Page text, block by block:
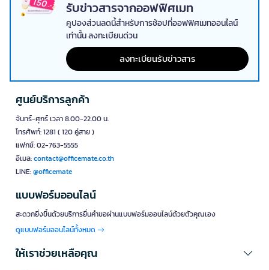
อนามัย เข็มฉีดยา เหมาะกับโรงพยาบาล คลินิก หรือห้องปฏิบัติการ
4. ถุงขยะชนิดหนาพิเศษ
เหมาะสำหรับภาคอุตสาหกรรม โกดัง หรือสถานที่ที่ต้องจัดการของเสีย
ขนาดใหญ่หรือมีคม เช่น เศษวัสดุก่อสร้าง เศษไม้ หรือวัสดุที่ต้องรองรับน้ำ
แนวทางการเลือกถุงขยะสำหรับงานองค์กร
การเลือกใช้ถุงขยะให้เหมาะสมกับลักษณะขยะและสถานที่ใช้งานเป็นหัวใจ
สำคัญในการควบคุมต้นทุนและลดความเสี่ยงเรื่องสุขอนามัย โดยพิจารณา
จาก:
ขนาดถุง เช่น 18x20, 24x28 หรือขนาดใหญ่พิเศษสำหรับขยะ
ปริมาณมาก
กำหนดภายในองค์กร
เลือกความหนาให้เหมาะกับน้ำหนักของขยะ เพื่อลดการฉีกขาดและ
การรั่วซึม
พิจารณารูปแบบการใช้งาน เช่น แบบม้วนสำหรับงานที่ใช้จำนวนมาก
หรือแบบแผ่นสำหรับใช้งานเฉพาะกิจ
เลือกจากผู้จัดจำหน่ายอุปกรณ์ทำความสะอาดที่มีความน่าเชื่อถือ เพื่อ
ให้มั่นใจในคุณภาพและความปลอดภัย
รับข่าวสารจากออฟฟิศเมท
คูปองส่วนลดนี้สำหรับการช้อปที่ออฟฟิศเมทออนไลน์
เท่านั้น ลงทะเบียนด่วน
ลงทะเบียนรับข่าวสาร
ศูนย์บริการลูกค้า
จันทร์-ศุกร์ เวลา 8.00-22.00 น.
โทรศัพท์: 1281 ( 120 คู่สาย )
แฟกซ์: 02-763-5555
อีเมล:contact@officemate.co.th
LINE:@officemate
แบบฟอร์มออนไลน์
สะดวกยิ่งขึ้นด้วยบริการยื่นคำขอผ่านแบบฟอร์มออนไลน์ด้วยตัวคุณเอง
ดูแบบฟอร์มออนไลน์ทั้งหมด
ให้เราช่วยเหลือคุณ